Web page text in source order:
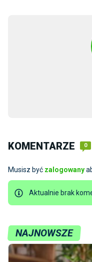
KOMENTARZE 0
Musisz być zalogowany
Aktualnie brak
NAJNOWSZE